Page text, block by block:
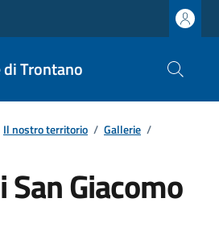
di Trontano
Il nostro territorio / Gallerie /
Giacomo